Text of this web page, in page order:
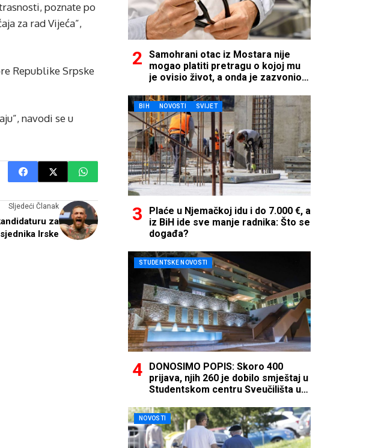
poznate po
za rad Vijeća”,
Republike Srpske
navodi se u
Sljedeći Članak
za
Irske
Samohrani otac iz Mostara nije
mogao platiti pretragu o kojoj mu
je ovisio život, a onda je zazvonio
BIH NOVOSTI SVIJET
Plaće u Njemačkoj idu i do 7.000 €, a
iz BiH ide sve manje radnika: Što se
događa?
STUDENTSKE NOVOSTI
DONOSIMO POPIS: Skoro 400
prijava, njih 260 je dobilo smještaj u
Studentskom centru Sveučilišta u
NOVOSTI